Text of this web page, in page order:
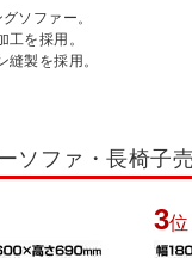
ソファー。
を採用。
製を採用。
ソファ・長椅子
3位